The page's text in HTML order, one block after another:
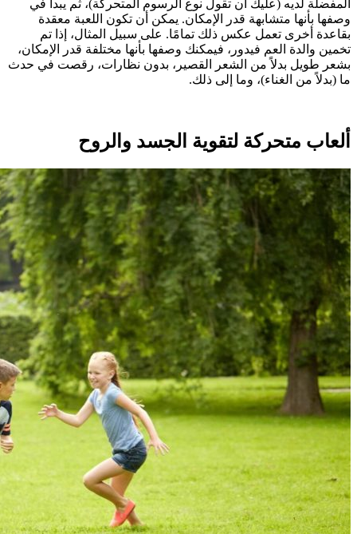
المفضلة لديه (عليك أن تقول نوع الرسوم المتحركة)، ثم يبدأ في
وصفها بأنها متشابهة قدر الإمكان. يمكن أن تكون اللعبة معقدة
بقاعدة أخرى تعمل عكس ذلك تمامًا. على سبيل المثال، إذا تم
تخمين والدة العم فيدور، فيمكنك وصفها بأنها مختلفة قدر الإمكان،
بشعر طويل بدلاً من الشعر القصير، بدون نظارات، رقصت في حدث
ما (بدلاً من الغناء)، وما إلى ذلك.
ألعاب متحركة لتقوية الجسد والروح